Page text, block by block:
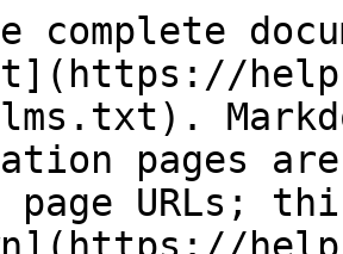
complete
pages
page URLs;